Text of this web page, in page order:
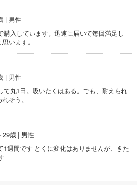
| 男性
購入しています。迅速に届いて毎回満足し
います。
| 男性
て丸1日。吸いたくはある。でも、耐えられ
そう。
29歳 | 男性
1週間です とくに変化はありませんが、きた